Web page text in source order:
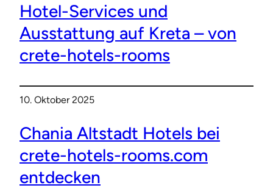
Hotel-Services und
Ausstattung auf Kreta – von
crete-hotels-rooms
10. Oktober 2025
Chania Altstadt Hotels bei
crete-hotels-rooms.com
entdecken